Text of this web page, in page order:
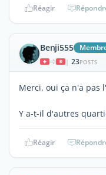
Réagir
Benji555
| 23POSTS
Merci, oui ça n'a pas
Y a-t-il d'autres
Réagir